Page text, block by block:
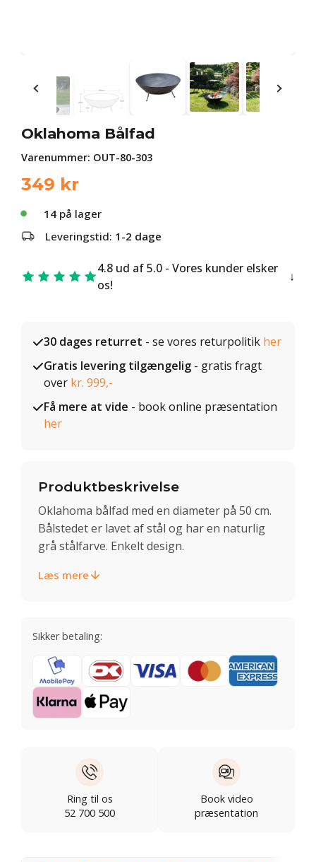
Oklahoma Bålfad
Varenummer: OUT-80-303
349 kr
14 på lager
Leveringstid: 1-2 dage
4.8 ud af 5.0 - Vores kunder elsker
os!
30 dages returret - se vores returpolitik her
Gratis levering tilgængelig - gratis fragt
over kr. 999,-
Få mere at vide - book online præsentation
her
Produktbeskrivelse
Oklahoma bålfad med en diameter på 50 cm.
Bålstedet er lavet af stål og har en naturlig
grå stålfarve. Enkelt design.
Læs mere
Sikker betaling:
Ring til os
52 700 500
Book video
præsentation